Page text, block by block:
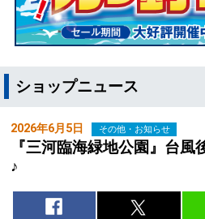
ショップニュース
2026年6月5日 その他・お知らせ
『三河臨海緑地公園』台
♪